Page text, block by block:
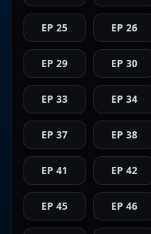
EP 25 EP 26
EP 29 EP 30
EP 33 EP 34
EP 37 EP 38
EP 41 EP 42
EP 45 EP 46